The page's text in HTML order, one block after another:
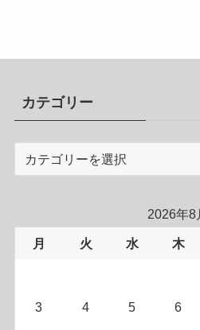
カテゴリー
ー
2026年8
月 火 水 木
3 4 5 6